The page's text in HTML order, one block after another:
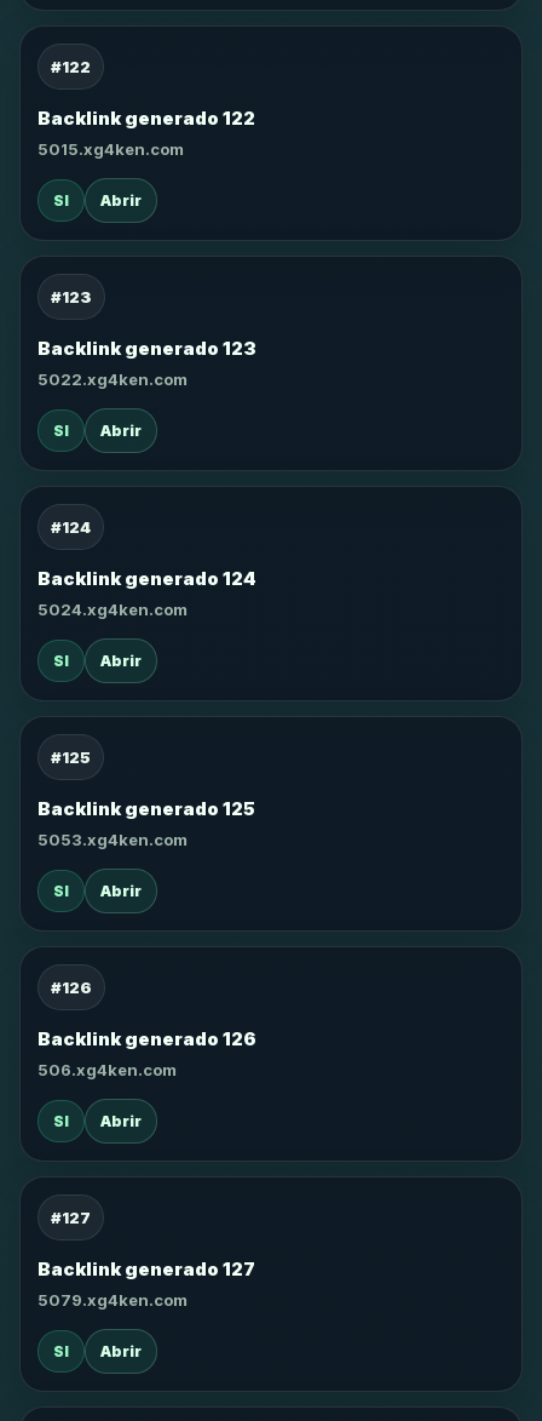
#122
Backlink generado 122
5015.xg4ken.com
SI Abrir
#123
Backlink generado 123
5022.xg4ken.com
SI Abrir
#124
Backlink generado 124
5024.xg4ken.com
SI Abrir
#125
Backlink generado 125
5053.xg4ken.com
SI Abrir
#126
Backlink generado 126
506.xg4ken.com
SI Abrir
#127
Backlink generado 127
5079.xg4ken.com
SI Abrir